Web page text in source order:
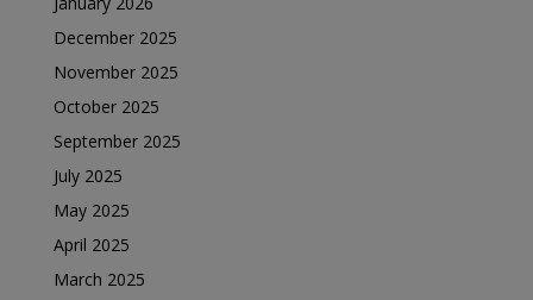
December 2025
November 2025
October 2025
September 2025
July 2025
May 2025
April 2025
March 2025